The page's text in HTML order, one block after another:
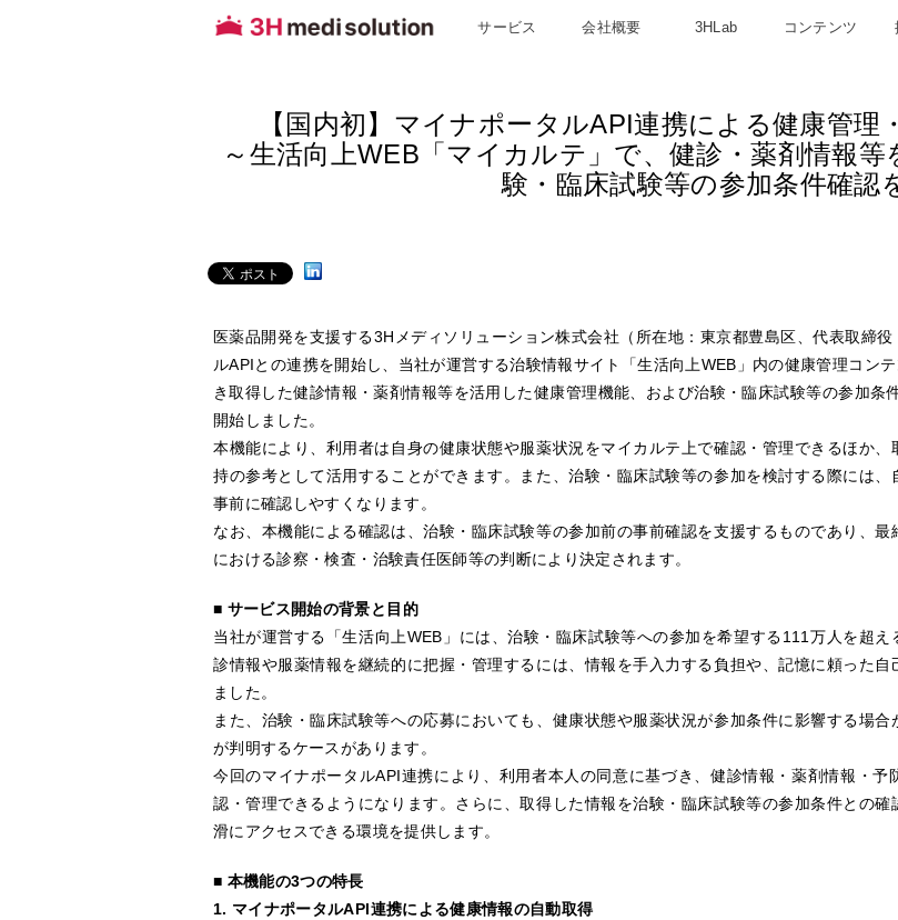
サービス 会社概要 3HLab コンテンツ
【国内初】マイナポータルAPI連携による健康管理
～生活向上WEB「マイカルテ」で、健診・薬剤情報
験・臨床試験等の参加条件確認
医薬品開発を支援する3H メディソリューション株式会社（所在地：東京都豊島区、代表取締
ルAPIとの連携を開始し、当社が運営する治験情報サイト「生活向上WEB 」内の健康管理コン
き取得した健診情報・薬剤情報等を活用した健康管理機能、および治験・臨床試験等の参加条
開始しました。
本機能により、利用者は自身の健康状態や服薬状況をマイカルテ上で確認・管理できるほか
持の参考として活用することができます。また、治験・臨床試験等の参加を検討する際には
事前に確認しやすくなります。
なお、本機能による確認は、治験・臨床試験等の参加前の事前確認を支援するものであり、
における診察・検査・治験責任医師等の判断により決定されます。
■ サービス開始の背景と目的
当社が運営する「生活向上WEB 」には、治験・臨床試験等への参加を希望する111 万人を超え
診情報や服薬情報を継続的に把握・管理するには、情報を手入力する負担や、記憶に頼った
ました。
また、治験・臨床試験等への応募においても、健康状態や服薬状況が参加条件に影響する場
が判明するケースがあります。
今回のマイナポータルAPI連携により、利用者本人の同意に基づき、健診情報・薬剤情報・
認・管理できるようになります。さらに、取得した情報を治験・臨床試験等の参加条件との
滑にアクセスできる環境を提供します。
■ 本機能の3つの特長
1. マイナポータルAPI連携による健康情報の自動取得